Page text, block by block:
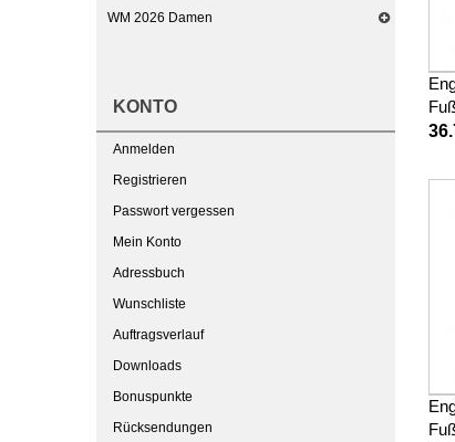
WM 2026 Damen
KONTO
Anmelden
Registrieren
Passwort vergessen
Mein Konto
Adressbuch
Wunschliste
Auftragsverlauf
Downloads
Bonuspunkte
Rücksendungen